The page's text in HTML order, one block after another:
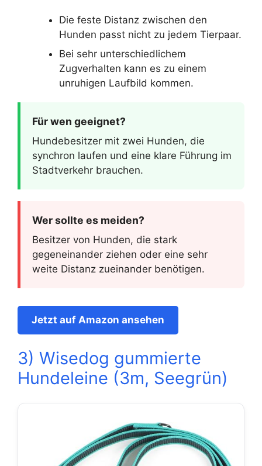
Die feste Distanz zwischen den
Hunden passt nicht zu jedem Tierpaar.
Bei sehr unterschiedlichem
Zugverhalten kann es zu einem
unruhigen Laufbild kommen.
Für wen geeignet?
Hundebesitzer mit zwei Hunden, die
synchron laufen und eine klare Führung im
Stadtverkehr brauchen.
Wer sollte es meiden?
Besitzer von Hunden, die stark
gegeneinander ziehen oder eine sehr
weite Distanz zueinander benötigen.
Jetzt auf Amazon ansehen
3) Wisedog gummierte
Hundeleine (3m, Seegrün)